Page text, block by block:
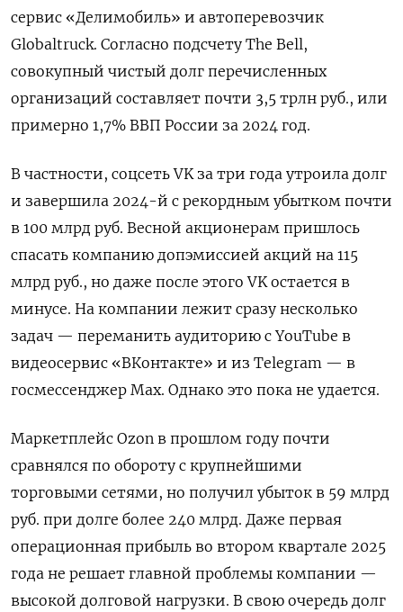
сервис «Делимобиль» и автоперевозчик
Globaltruck. Согласно подсчету The Bell,
совокупный чистый долг перечисленных
организаций составляет почти 3,5 трлн руб., или
примерно 1,7% ВВП России за 2024 год.
В частности, соцсеть VK за три года утроила долг
и завершила 2024-й с рекордным убытком почти
в 100 млрд руб. Весной акционерам пришлось
спасать компанию допэмиссией акций на 115
млрд руб., но даже после этого VK остается в
минусе. На компании лежит сразу несколько
задач — переманить аудиторию с YouTube в
видеосервис «ВКонтакте» и из Telegram — в
госмессенджер Мах. Однако это пока не удается.
Маркетплейс Ozon в прошлом году почти
сравнялся по обороту с крупнейшими
торговыми сетями, но получил убыток в 59 млрд
руб. при долге более 240 млрд. Даже первая
операционная прибыль во втором квартале 2025
года не решает главной проблемы компании —
высокой долговой нагрузки. В свою очередь долг